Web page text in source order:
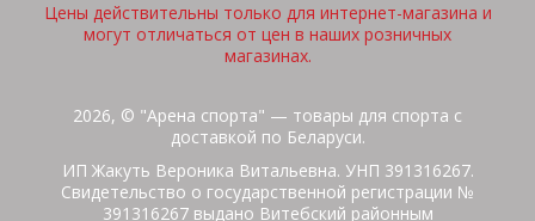
Цены действительны только для интернет-магазина и
могут отличаться от цен в наших розничных
магазинах.
2026, © "Арена спорта" — товары для спорта с
доставкой по Беларуси.
ИП Жакуть Вероника Витальевна. УНП 391316267.
Свидетельство о государственной регистрации №
391316267 выдано Витебский районным